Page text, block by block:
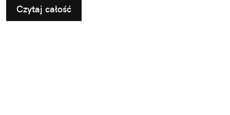
Czytaj całość